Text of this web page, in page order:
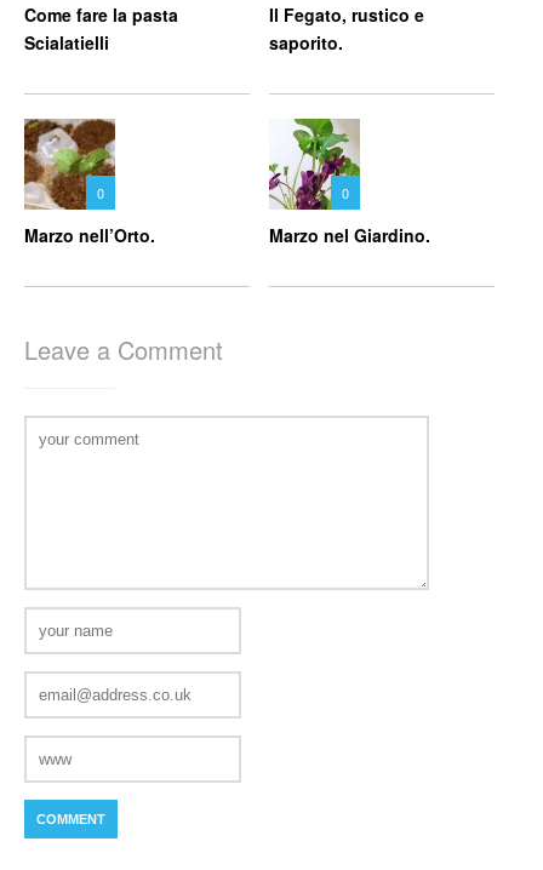
Come fare la pasta
Scialatielli
Il Fegato, rustico e
saporito.
0
Marzo nell’Orto.
0
Marzo nel Giardino.
Leave a Comment